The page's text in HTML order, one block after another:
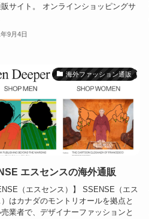
販サイト。 オンラインショッピングサ
9月4日
海外ファッション通販
エスセンスの海外通販
（エスセンス）】 SSENSE（エス
はカナダのモントリオールを拠点と
業者で、デザイナーファッションと